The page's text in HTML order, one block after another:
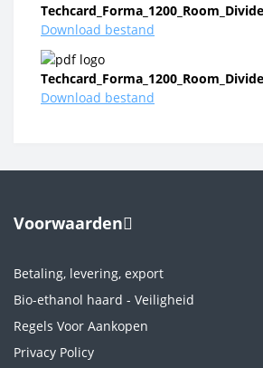
Download bestand
Download bestand
Voorwaarden
Betaling, levering, export
Bio-ethanol haard - Veiligheid
Regels Voor Aankopen
Privacy Policy